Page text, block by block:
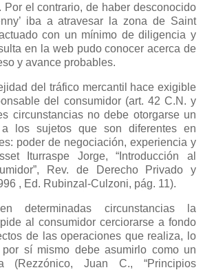
el contrario, de haber desconocido
iba a atravesar la zona de Saint
con un mínimo de diligencia y
en la web pudo conocer acerca de
y avance probables.
del tráfico mercantil hace exigible
del consumidor (art. 42 C.N. y
circunstancias no debe otorgarse un
a los sujetos que son diferentes en
poder de negociación, experiencia y
Iturraspe Jorge, “Introducción al
Rev. de Derecho Privado y
, Ed. Rubinzal-Culzoni, pág. 11).
determinadas circunstancias la
al consumidor cerciorarse a fondo
de las operaciones que realiza, lo
sí mismo debe asumirlo como un
(Rezzónico, Juan C., “Principios